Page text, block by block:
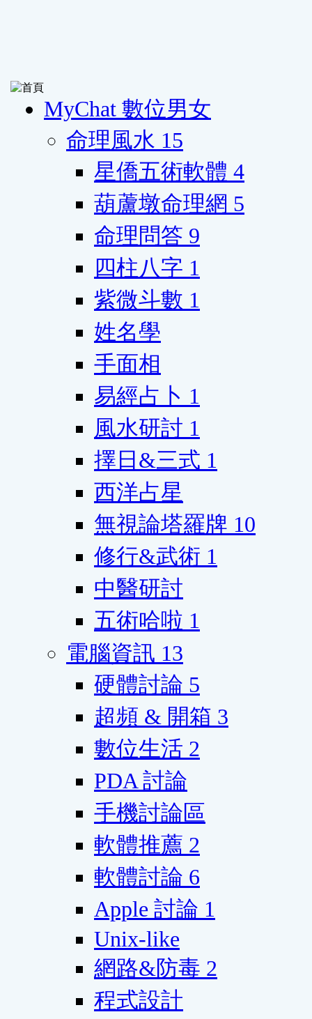
MyChat 數位男女
命理風水 15
星僑五術軟體 4
葫蘆墩命理網 5
命理問答 9
四柱八字 1
紫微斗數 1
姓名學
手面相
易經占卜 1
風水研討 1
擇日&三式 1
西洋占星
無視論塔羅牌 10
修行&武術 1
中醫研討
五術哈啦 1
電腦資訊 13
硬體討論 5
超頻 & 開箱 3
數位生活 2
PDA 討論
手機討論區
軟體推薦 2
軟體討論 6
Apple 討論 1
Unix-like
網路&防毒 2
程式設計